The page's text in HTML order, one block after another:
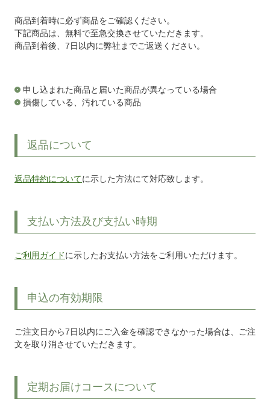
商品到着時に必ず商品をご確認ください。
下記商品は、無料で至急交換させていただきます。
商品到着後、7日以内に弊社までご返送ください。
申し込まれた商品と届いた商品が異なっている場合
損傷している、汚れている商品
返品について
返品特約についてに示した方法にて対応致します。
支払い方法及び支払い時期
ご利用ガイドに示したお支払い方法をご利用いただけます。
申込の有効期限
ご注文日から7日以内にご入金を確認できなかった場合は、ご注
文を取り消させていただきます。
定期お届けコースについて